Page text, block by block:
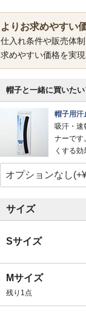
よりお求めやすい
仕入れ条件や販売体
求めやすい価格を実現
帽子と一緒に買いたい
帽子用汗
吸汗・速
ナーです
くする効
サイズ
Sサイズ
Mサイズ
残り1点